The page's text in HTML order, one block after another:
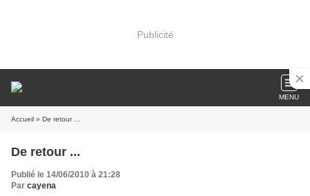
Publicité
MENU
Accueil » De retour ...
De retour ...
Publié le 14/06/2010 à 21:28
Par cayena